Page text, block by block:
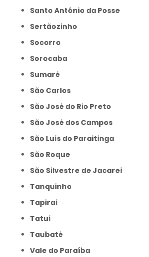
Santo Antônio da Posse
Sertãozinho
Socorro
Sorocaba
Sumaré
São Carlos
São José do Rio Preto
São José dos Campos
São Luís do Paraitinga
São Roque
São Silvestre de Jacarei
Tanquinho
Tapiraí
Tatuí
Taubaté
Vale do Paraíba